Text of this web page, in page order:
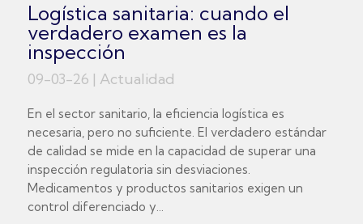
Logística sanitaria: cuando el
verdadero examen es la
inspección
09-03-26 | Actualidad
En el sector sanitario, la eficiencia logística es
necesaria, pero no suficiente. El verdadero estándar
de calidad se mide en la capacidad de superar una
inspección regulatoria sin desviaciones.
Medicamentos y productos sanitarios exigen un
control diferenciado y...